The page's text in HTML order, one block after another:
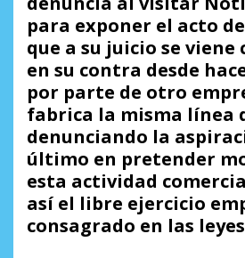
para exponer el acto
que a su juicio se
en su contra desde
por parte de otro
fabrica la misma línea
denunciando la
último en pretender
esta actividad
así el libre ejercicio
consagrado en las